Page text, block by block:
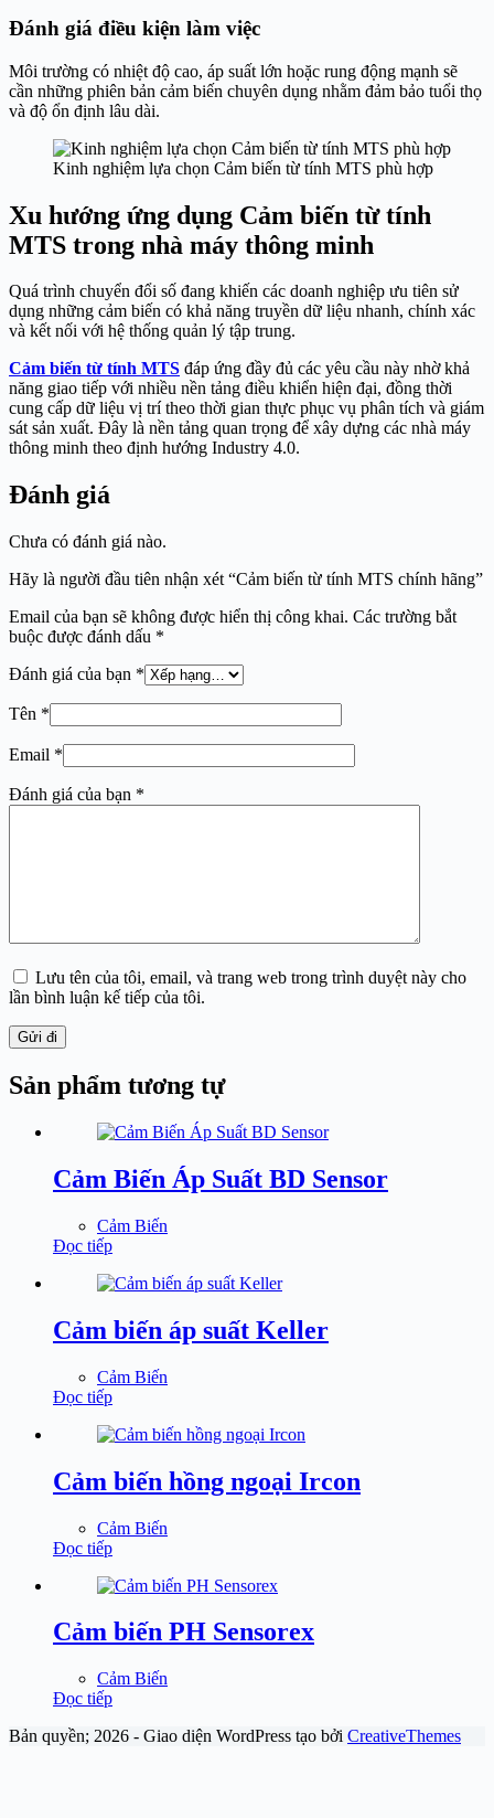
Đánh giá điều kiện làm việc
Môi trường có nhiệt độ cao, áp suất lớn hoặc rung động mạnh sẽ
cần những phiên bản cảm biến chuyên dụng nhằm đảm bảo tuổi thọ
và độ ổn định lâu dài.
Kinh nghiệm lựa chọn Cảm biến từ tính MTS phù hợp
Xu hướng ứng dụng Cảm biến từ tính
MTS trong nhà máy thông minh
Quá trình chuyển đổi số đang khiến các doanh nghiệp ưu tiên sử
dụng những cảm biến có khả năng truyền dữ liệu nhanh, chính xác
và kết nối với hệ thống quản lý tập trung.
Cảm biến từ tính MTS đáp ứng đầy đủ các yêu cầu này nhờ khả
năng giao tiếp với nhiều nền tảng điều khiển hiện đại, đồng thời
cung cấp dữ liệu vị trí theo thời gian thực phục vụ phân tích và giám
sát sản xuất. Đây là nền tảng quan trọng để xây dựng các nhà máy
thông minh theo định hướng Industry 4.0.
Đánh giá
Chưa có đánh giá nào.
Hãy là người đầu tiên nhận xét “Cảm biến từ tính MTS chính hãng”
Email của bạn sẽ không được hiển thị công khai. Các trường bắt
buộc được đánh dấu *
Đánh giá của bạn *
Tên *
Email *
Đánh giá của bạn *
Lưu tên của tôi, email, và trang web trong trình duyệt này cho
lần bình luận kế tiếp của tôi.
Gửi đi
Sản phẩm tương tự
Cảm Biến Áp Suất BD Sensor
Cảm Biến
Đọc tiếp
Cảm biến áp suất Keller
Cảm Biến
Đọc tiếp
Cảm biến hồng ngoại Ircon
Cảm Biến
Đọc tiếp
Cảm biến PH Sensorex
Cảm Biến
Đọc tiếp
Bản quyền; 2026 - Giao diện WordPress tạo bởi CreativeThemes